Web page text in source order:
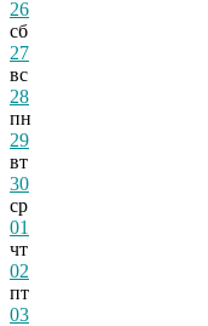
26
сб
27
вс
28
пн
29
вт
30
ср
01
чт
02
пт
03